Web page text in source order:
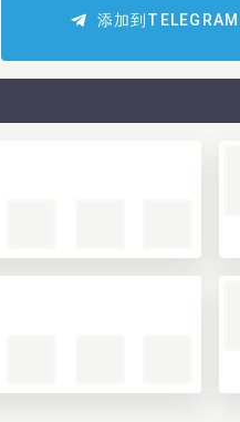
添加到TELEGRAM